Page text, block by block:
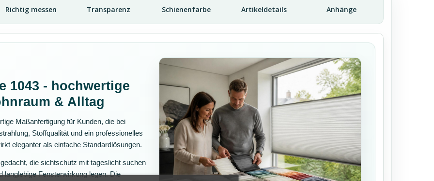
Richtig messen Transparenz Schienenfarbe Artikeldetails Anhänge
1043 - hochwertige
& Alltag
Maßanfertigung für Kunden, die bei
Stoffqualität und ein professionelles
eleganter als einfache Standardlösungen.
die sichtschutz mit tageslicht suchen
langlebige Fensterwirkung legen. Die